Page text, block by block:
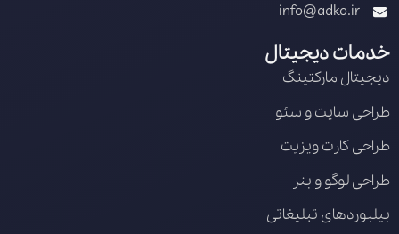
info@adko.ir
خدمات دیجیتال
دیجیتال مارکتینگ
طراحی سایت و سئو
طراحی کارت ویزیت
طراحی لوگو و بنر
بیلبوردهای تبلیغاتی